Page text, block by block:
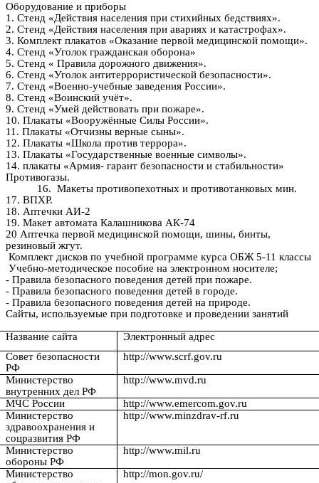
Оборудование и приборы
1. Стенд «Действия населения при стихийных бедствиях».
2. Стенд «Действия населения при авариях и катастрофах».
3. Комплект плакатов «Оказание первой медицинской помощи».
4. Стенд «Уголок гражданская оборона»
5. Стенд « Правила дорожного движения».
6. Стенд «Уголок антитеррористической безопасности».
7. Стенд «Военно-учебные заведения России».
8. Стенд «Воинский учёт».
9. Стенд «Умей действовать при пожаре».
10. Плакаты «Вооружённые Силы России».
11. Плакаты «Отчизны верные сыны».
12. Плакаты «Школа против террора».
13. Плакаты «Государственные военные символы».
14. плакаты «Армия- гарант безопасности и стабильности»
Противогазы.
16. Макеты противопехотных и противотанковых мин.
17. ВПХР.
18. Аптечки АИ-2
19. Макет автомата Калашникова АК-74
20 Аптечка первой медицинской помощи, шины, бинты,
резиновый жгут.
Комплект дисков по учебной программе курса ОБЖ 5-11 классы
Учебно-методическое пособие на электронном носителе;
- Правила безопасного поведения детей при пожаре.
- Правила безопасного поведения детей в городе.
- Правила безопасного поведения детей на природе.
Сайты, используемые при подготовке и проведении занятий
Название сайта
Электронный адрес
Совет безопасности
РФ
http://www.scrf.gov.ru
Министерство
внутренних дел РФ
http://www.mvd.ru
МЧС России
http://www.emercom.gov.ru
Министерство
здравоохранения и
соцразвития РФ
http://www.minzdrav-rf.ru
Министерство
обороны РФ
http://www.mil.ru
Министерство
http://mon.gov.ru/